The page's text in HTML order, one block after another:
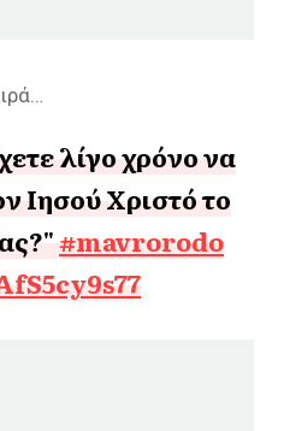
λίγο χρόνο να
Ιησού Χριστό το
#mavrorodo